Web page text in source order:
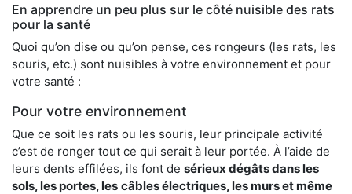
En apprendre un peu plus sur le côté nuisible des rats
pour la santé
Quoi qu’on dise ou qu’on pense, ces rongeurs (les rats, les
souris, etc.) sont nuisibles à votre environnement et pour
votre santé :
Pour votre environnement
Que ce soit les rats ou les souris, leur principale activité
c’est de ronger tout ce qui serait à leur portée. À l’aide de
leurs dents effilées, ils font de sérieux dégâts dans les
sols, les portes, les câbles électriques, les murs et même